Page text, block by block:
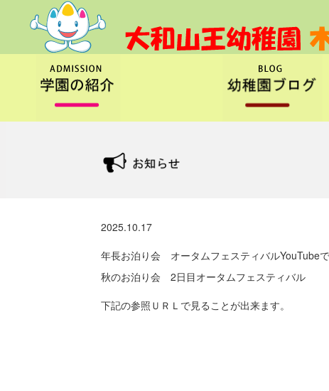
2025.10.17
年長お泊り会 オータムフェスティバルYouTube
秋のお泊り会 2日目オータムフェスティバル
下記の参照ＵＲＬで見ることが出来ます。